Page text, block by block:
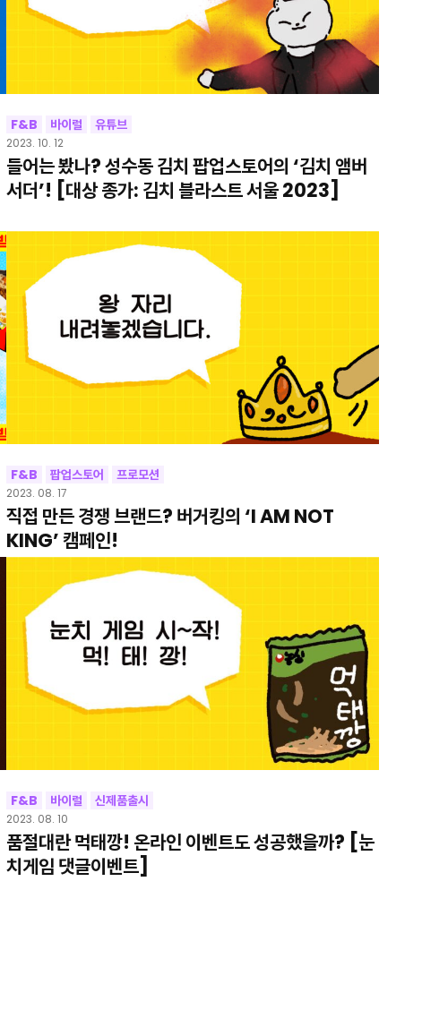
F&B 바이럴 유튜브
2023. 10. 12
들어는 봤나? 성수동 김치 팝업스토어의 ‘김치 앰버
서더’! [대상 종가: 김치 블라스트 서울 2023]
F&B 팝업스토어 프로모션
2023. 08. 17
직접 만든 경쟁 브랜드? 버거킹의 ‘I AM NOT
KING’ 캠페인!
F&B 바이럴 신제품출시
2023. 08. 10
품절대란 먹태깡! 온라인 이벤트도 성공했을까? [눈
치게임 댓글이벤트]